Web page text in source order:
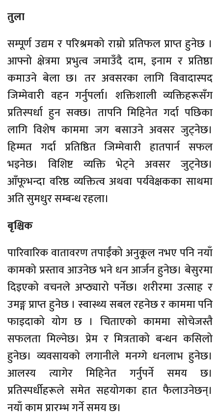
तुला
सम्पूर्ण उद्यम र परिश्रमको राम्रो प्रतिफल प्राप्त हुनेछ ।
आफ्नो क्षेत्रमा प्रभुत्व जमाउँदै दाम, इनाम र प्रतिष्ठा
कमाउने बेला छ। तर अवसरका लागि विवादास्पद
जिम्मेवारी वहन गर्नुपर्ला। शक्तिशाली व्यक्तिहरूसँग
प्रतिस्पर्धा हुन सक्छ। तापनि मिहिनेत गर्दा पछिका
लागि विशेष काममा जग बसाउने अवसर जुट्नेछ।
हिम्मत गर्दा प्रतिष्ठित जिम्मेवारी हातपार्न सफल
भइनेछ। विशिष्ट व्यक्ति भेट्ने अवसर जुट्नेछ।
आँफूभन्दा वरिष्ठ व्यक्तित्व अथवा पर्यवेक्षकका साथमा
अति सुमधुर सम्बन्ध रहला।
बृश्चिक
पारिवारिक वातावरण तपाईंको अनुकूल नभए पनि नयाँ
कामको प्रस्ताव आउनेछ भने धन आर्जन हुनेछ। बेसुरमा
दिइएको वचनले अप्ठ्यारो पर्नेछ। शरीरमा उत्साह र
उमङ्ग प्राप्त हुनेछ । स्वास्थ्य सबल रहनेछ र काममा पनि
फाइदाको योग छ । चिताएको काममा सोचेजस्तै
सफलता मिल्नेछ। प्रेम र मित्रताको बन्धन कसिलो
हुनेछ। व्यवसायको लगानीले मनग्गे धनलाभ हुनेछ।
आलस्य त्यागेर मिहिनेत गर्नुपर्ने समय छ।
प्रतिस्पर्धीहरूले समेत सहयोगका हात फैलाउनेछन्।
नयाँ काम प्रारम्भ गर्ने समय छ।